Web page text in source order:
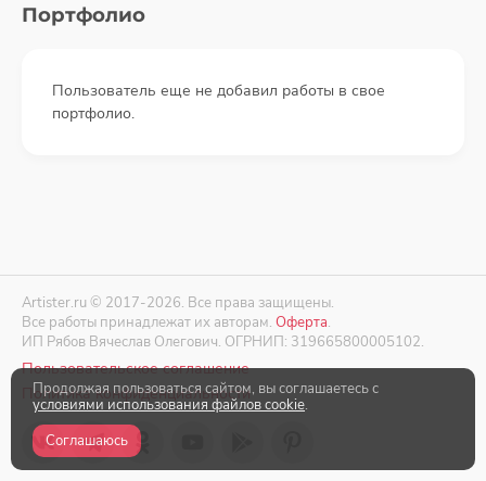
Портфолио
Пользователь еще не добавил работы в свое
портфолио.
Artister.ru © 2017-2026. Все права защищены.
Все работы принадлежат их авторам. Оферта.
ИП Рябов Вячеслав Олегович. ОГРНИП: 319665800005102.
Пользовательское соглашение
Политика конфиденциальности
Продолжая пользоваться сайтом, вы соглашаетесь с
условиями использования файлов cookie.
Соглашаюсь